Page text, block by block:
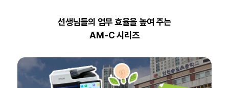
선생님들의 업무 효율을 높여 주는
AM-C 시리즈